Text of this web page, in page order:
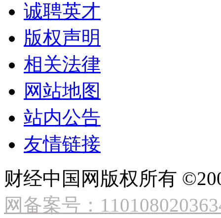
诚聘英才
版权声明
相关法律
网站地图
站内公告
友情链接
财经中国网版权所有
网备案号：